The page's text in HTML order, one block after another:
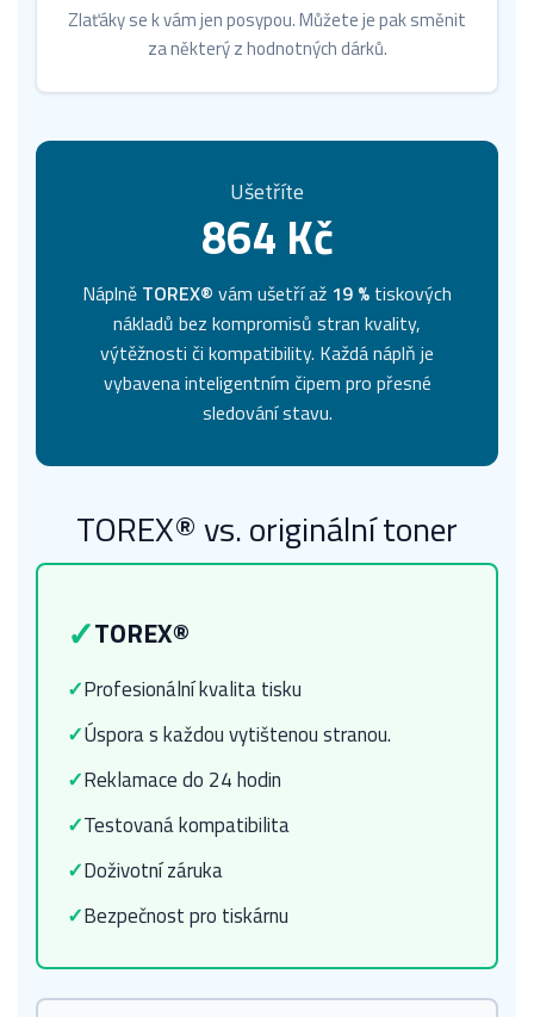
Zlaťáky se k vám jen posypou. Můžete je pak směnit
za některý z hodnotných dárků.
Ušetříte
864 Kč
Náplně TOREX® vám ušetří až 19 % tiskových
nákladů bez kompromisů stran kvality,
výtěžnosti či kompatibility. Každá náplň je
vybavena inteligentním čipem pro přesné
sledování stavu.
TOREX® vs. originální toner
✓TOREX®
✓Profesionální kvalita tisku
✓Úspora s každou vytištenou stranou.
✓Reklamace do 24 hodin
✓Testovaná kompatibilita
✓Doživotní záruka
✓Bezpečnost pro tiskárnu